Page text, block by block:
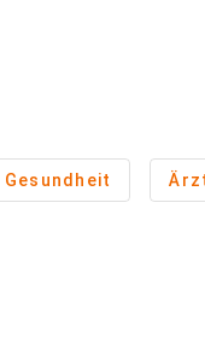
Gesundheit